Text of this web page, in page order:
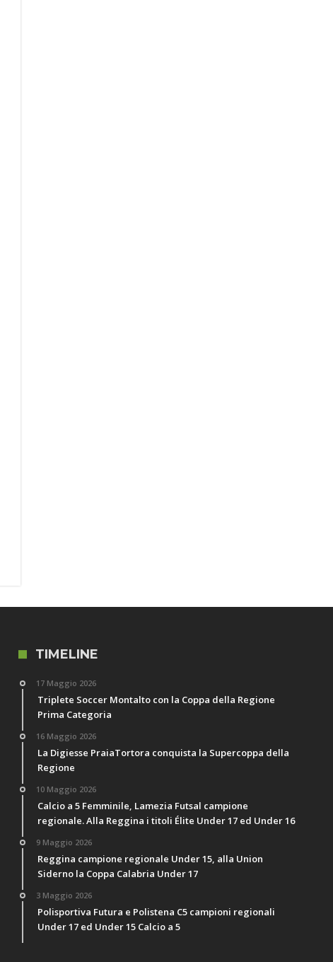
TIMELINE
17 Maggio 2026
Triplete Soccer Montalto con la Coppa della Regione
Prima Categoria
16 Maggio 2026
La Digiesse PraiaTortora conquista la Supercoppa della
Regione
10 Maggio 2026
Calcio a 5 Femminile, Lamezia Futsal campione
regionale. Alla Reggina i titoli Élite Under 17 ed Under 16
9 Maggio 2026
Reggina campione regionale Under 15, alla Union
Siderno la Coppa Calabria Under 17
3 Maggio 2026
Polisportiva Futura e Polistena C5 campioni regionali
Under 17 ed Under 15 Calcio a 5